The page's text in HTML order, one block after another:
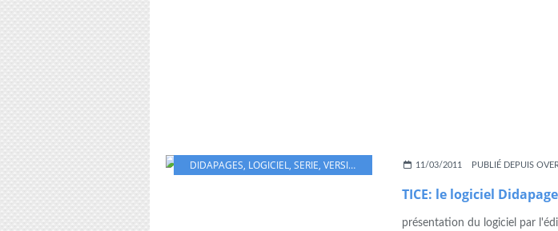
DIDAPAGES, LOGICIEL, SERIE, VERSION 11/03/2011 PUBLIÉ DEPUIS
TICE: le logiciel
présentation du logiciel par